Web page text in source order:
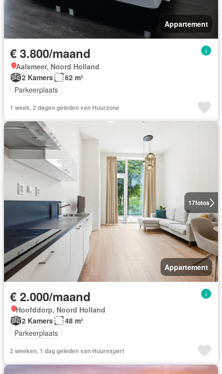
Appartement
€ 3.800/maand
Aalsmeer, Noord Holland
2 Kamers
62 m²
Parkeerplaats
1 week, 2 dagen geleden van Huurzone
17fotos
Appartement
€ 2.000/maand
Hoofddorp, Noord Holland
2 Kamers
48 m²
Parkeerplaats
2 weeken, 1 dag geleden van Huurexpert